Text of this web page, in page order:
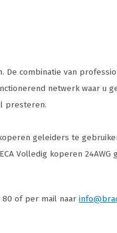
De combinatie van
netwerk waar u
presteren.
geleiders te
Volledig koperen 24AWG
80 of per mail naar